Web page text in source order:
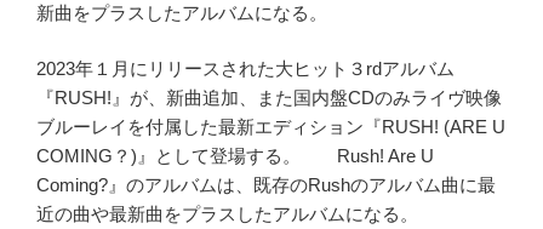
新曲をプラスしたアルバムになる。
2023年１月にリリースされた大ヒット３rdアルバム
『RUSH!』が、新曲追加、また国内盤CDのみライヴ映像
ブルーレイを付属した最新エディション『RUSH! (ARE U
COMING？)』として登場する。 Rush! Are U
Coming?』のアルバムは、既存のRushのアルバム曲に最
近の曲や最新曲をプラスしたアルバムになる。